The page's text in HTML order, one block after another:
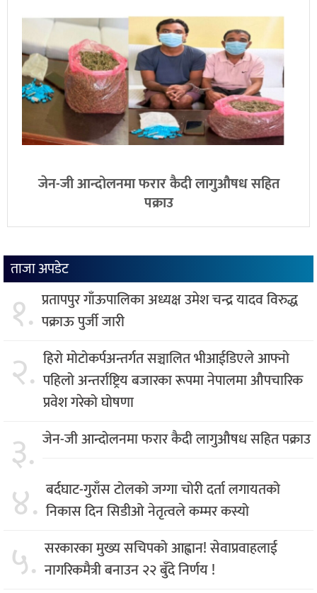
जेन-जी आन्दोलनमा फरार कैदी लागुऔषध सहित
पक्राउ
ताजा अपडेट
१. प्रतापपुर गाँऊपालिका अध्यक्ष उमेश चन्द्र यादव विरुद्ध
पक्राऊ पुर्जी जारी
२. हिरो मोटोकर्पअन्तर्गत सञ्चालित भीआईडिएले आफ्नो
पहिलो अन्तर्राष्ट्रिय बजारका रूपमा नेपालमा औपचारिक
प्रवेश गरेको घोषणा
३. जेन-जी आन्दोलनमा फरार कैदी लागुऔषध सहित पक्राउ
४. बर्दघाट-गुराँस टोलको जग्गा चोरी दर्ता लगायतको
निकास दिन सिडीओ नेतृत्वले कम्मर कस्यो
५. सरकारका मुख्य सचिपको आह्वान! सेवाप्रवाहलाई
नागरिकमैत्री बनाउन २२ बुँदे निर्णय !